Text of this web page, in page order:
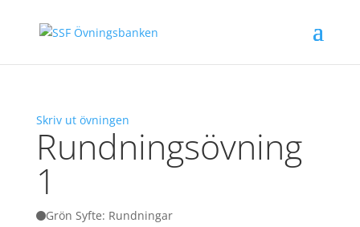
Skriv ut övningen
Rundningsövning
1
Grön Syfte: Rundningar